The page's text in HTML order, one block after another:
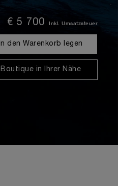
€ 5 700 Inkl. Umsatzsteuer
In den Warenkorb legen
Boutique in Ihrer Nähe